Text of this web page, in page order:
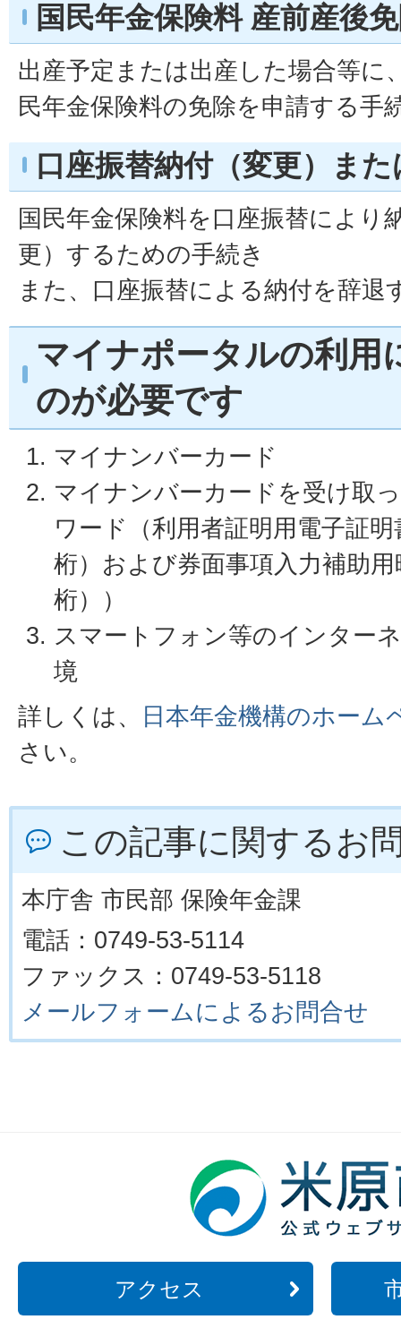
国民年金保険料 産前産後
出産予定または出産した場合等に
民年金保険料の免除を申請する手
口座振替納付（変更）ま
国民年金保険料を口座振替により
更）するための手続き
また、口座振替による納付を辞退
マイナポータルの利用
のが必要です
マイナンバーカード
マイナンバーカードを受け取
ワード（利用者証明用電子証
桁）および券面事項入力補助
桁））
スマートフォン等のインター
境
詳しくは、
日本年金機構のホーム
さい。
この記事に関するお
本庁舎 市民部 保険年金課
電話：0749-53-5114
ファックス：0749-53-5118
メールフォームによるお問合せ
アクセス